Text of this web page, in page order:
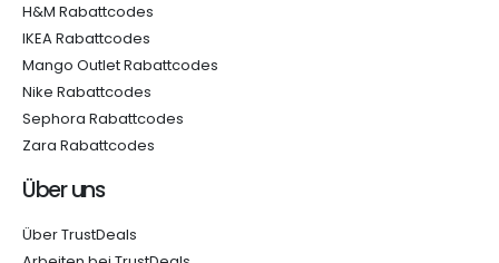
H&M Rabattcodes
IKEA Rabattcodes
Mango Outlet Rabattcodes
Nike Rabattcodes
Sephora Rabattcodes
Zara Rabattcodes
Über uns
Über TrustDeals